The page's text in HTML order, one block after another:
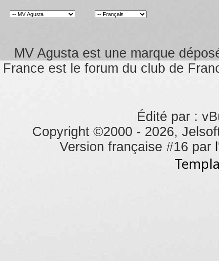
MV Agusta est une marque
France est le forum du club de
Édité par :
Copyright ©2000 - 2026,
Version française #16 par